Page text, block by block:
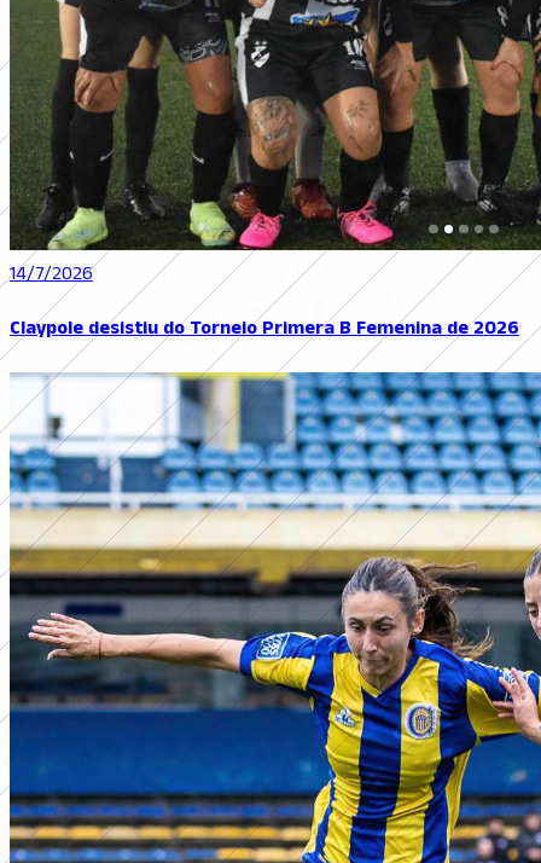
14/7/2026
Claypole desistiu do Torneio Primera B Femenina de 2026